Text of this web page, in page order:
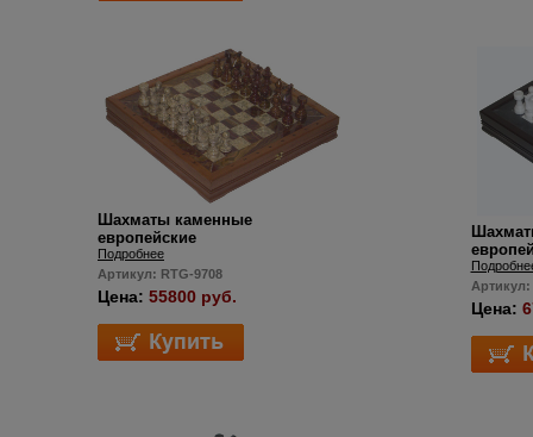
Шахматы каменные
европейские
Подробнее
Артикул: RTG-9708
Цена: 55800 руб.
Артикул:
Цена: